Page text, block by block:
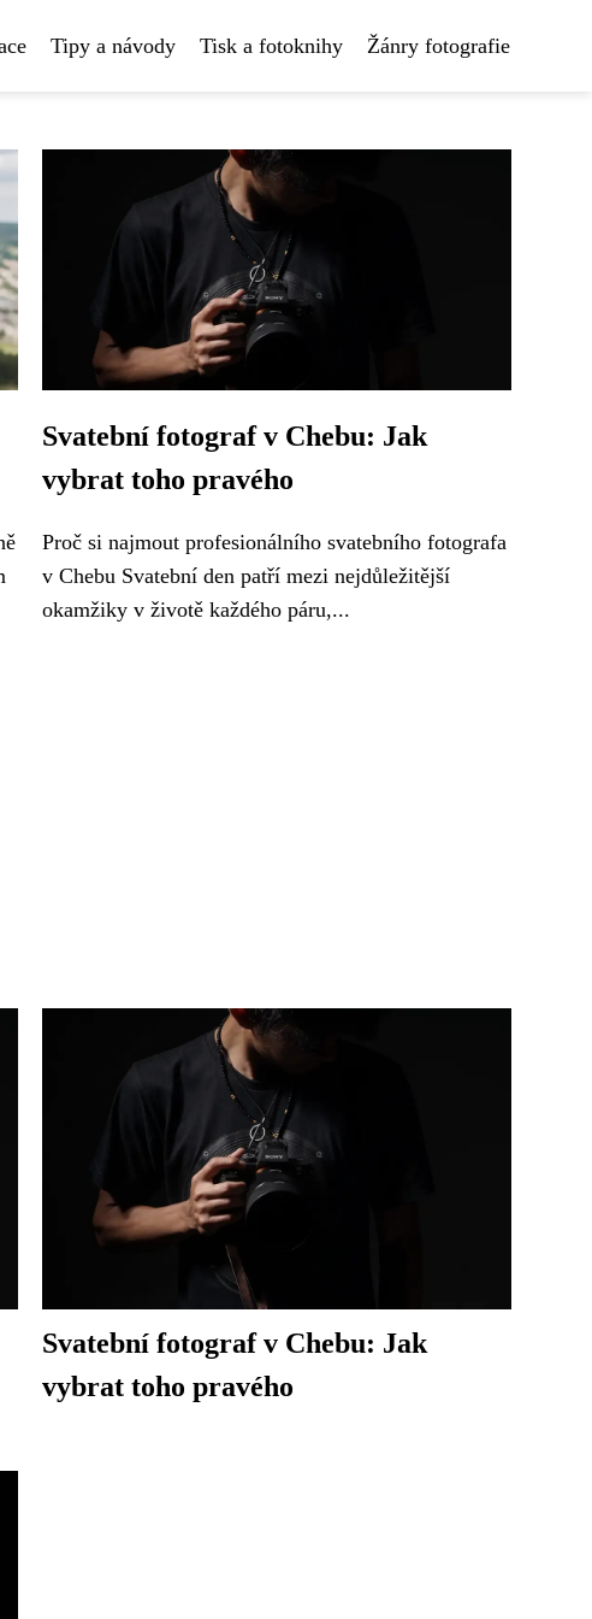
Tipy a návody Tisk a fotoknihy Žánry fotografie
Svatební fotograf v Chebu: Jak
vybrat toho pravého
Proč si najmout profesionálního svatebního fotografa
v Chebu Svatební den patří mezi nejdůležitější
okamžiky v životě každého páru,...
Svatební fotograf v Chebu: Jak
vybrat toho pravého